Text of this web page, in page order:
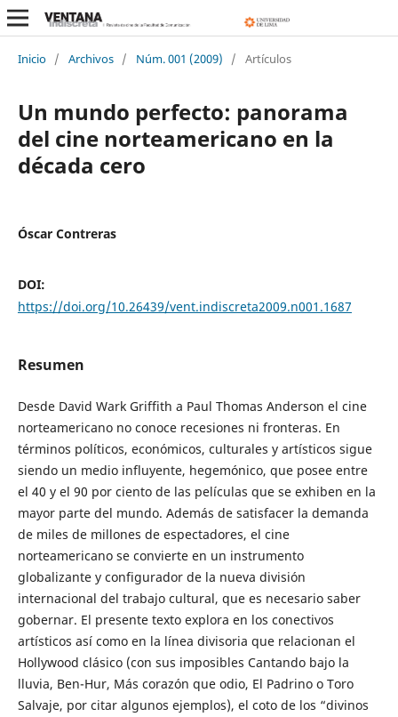
Inicio / Archivos / Núm. 001 (2009) / Artículos
Un mundo perfecto: panorama
del cine norteamericano en la
década cero
Óscar Contreras
DOI:
https://doi.org/10.26439/vent.indiscreta2009.n001.1687
Resumen
Desde David Wark Griffith a Paul Thomas Anderson el cine
norteamericano no conoce recesiones ni fronteras. En
términos políticos, económicos, culturales y artísticos sigue
siendo un medio influyente, hegemónico, que posee entre
el 40 y el 90 por ciento de las películas que se exhiben en la
mayor parte del mundo. Además de satisfacer la demanda
de miles de millones de espectadores, el cine
norteamericano se convierte en un instrumento
globalizante y configurador de la nueva división
internacional del trabajo cultural, que es necesario saber
gobernar. El presente texto explora en los conectivos
artísticos así como en la línea divisoria que relacionan el
Hollywood clásico (con sus imposibles Cantando bajo la
lluvia, Ben-Hur, Más corazón que odio, El Padrino o Toro
Salvaje, por citar algunos ejemplos), el coto de los “divinos